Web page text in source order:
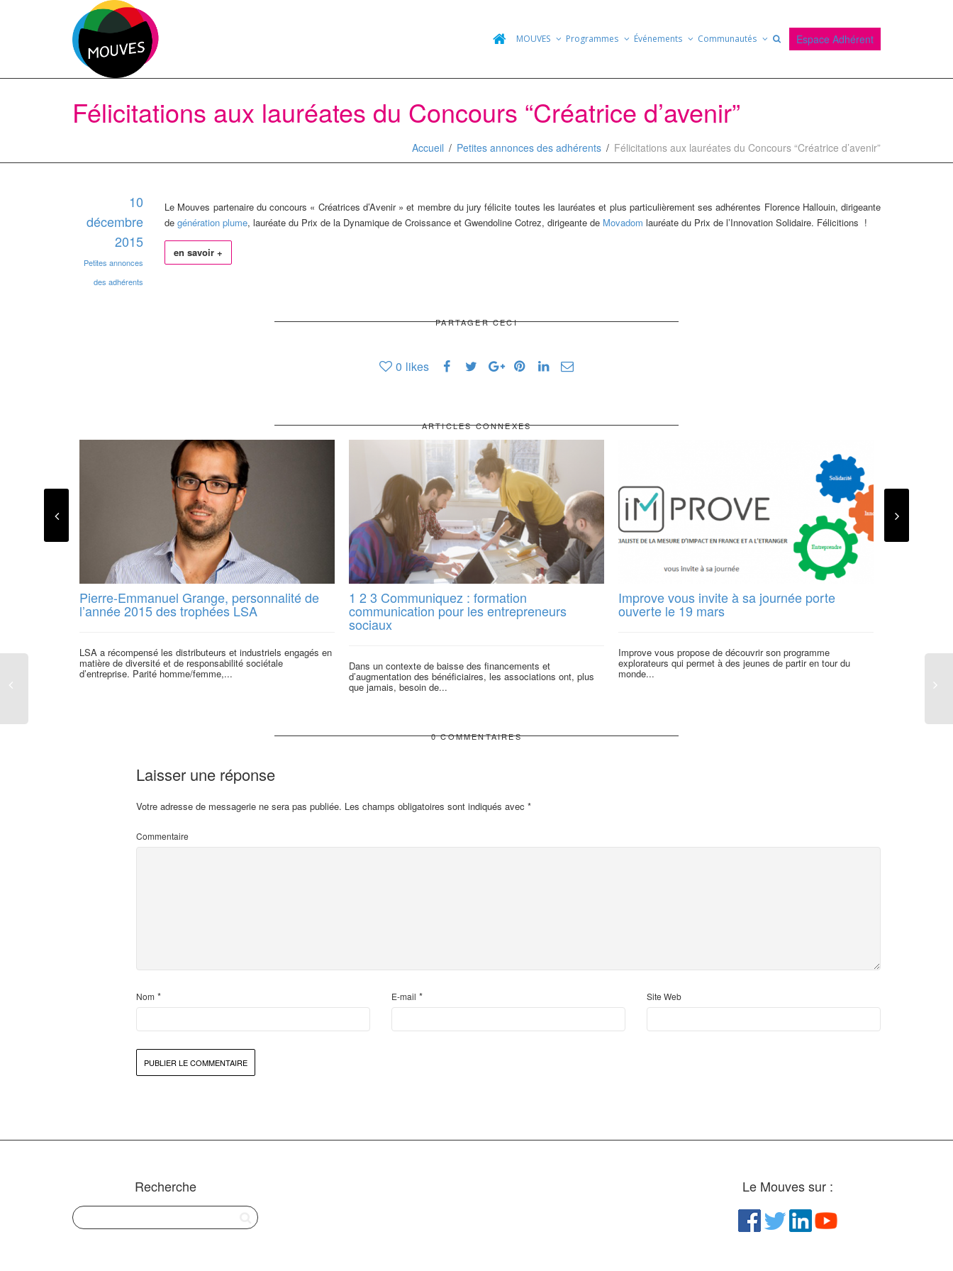
MOUVES Programmes Événements Communautés Espace Adhérent
Félicitations aux lauréates du Concours “Créatrice d’avenir”
Accueil Petites annonces des adhérents Félicitations aux lauréates du Concours “Créatrice d’avenir”
10
décembre
2015
Petites annonces
des adhérents
Le Mouves partenaire du concours « Créatrices d’Avenir » et membre du jury félicite toutes les lauréates et plus particulièrement ses adhérentes Florence Hallouin, dirigeante
de génération plume, lauréate du Prix de la Dynamique de Croissance et Gwendoline Cotrez, dirigeante de Movadom lauréate du Prix de l’Innovation Solidaire. Félicitions !
en savoir +
PARTAGER CECI
0 likes
ARTICLES CONNEXES
Pierre-Emmanuel Grange, personnalité de
l’année 2015 des trophées LSA
LSA a récompensé les distributeurs et industriels engagés en
matière de diversité et de responsabilité sociétale
d’entreprise. Parité homme/femme,...
1 2 3 Communiquez : formation
communication pour les entrepreneurs
sociaux
Dans un contexte de baisse des financements et
d’augmentation des bénéficiaires, les associations ont, plus
que jamais, besoin de...
Improve vous invite à sa journée porte
ouverte le 19 mars
Improve vous propose de découvrir son programme
explorateurs qui permet à des jeunes de partir en tour du
monde...
Félicitation à
0 COMMENTAIRES
Laisser une réponse
Votre adresse de messagerie ne sera pas publiée. Les champs obligatoires sont indiqués avec *
Commentaire
Nom * E-mail * Site Web
Recherche Le Mouves sur :